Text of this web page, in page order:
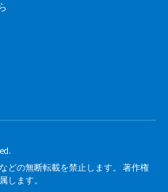
どの無断転載を禁止します。 著作権
します。